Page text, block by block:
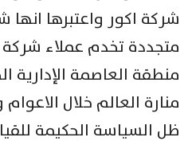
شركة اكور واعتبرها انها
متجددة تخدم عملاء شركة
منطقة العاصمة الإدارية
منارة العالم خلال
ظل السياسة الحكيمة